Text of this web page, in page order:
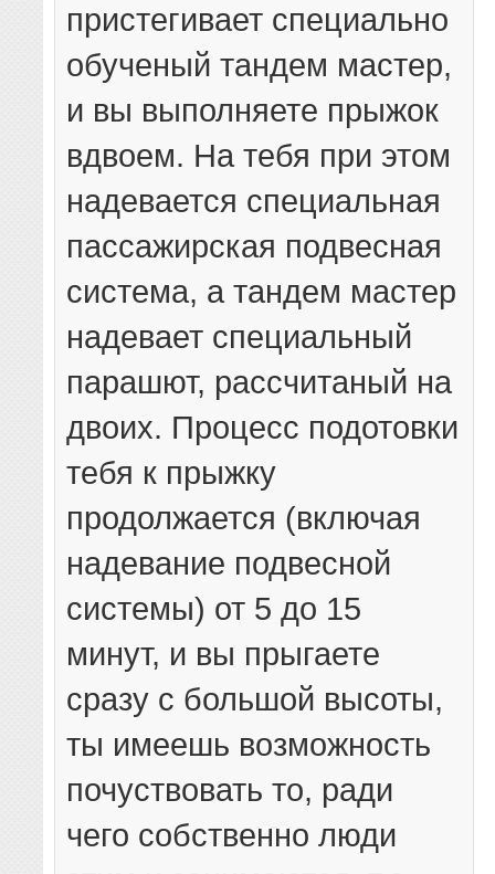
пристегивает специально
обученый тандем мастер,
и вы выполняете прыжок
вдвоем. На тебя при этом
надевается специальная
пассажирская подвесная
система, а тандем мастер
надевает специальный
парашют, рассчитаный на
двоих. Процесс подотовки
тебя к прыжку
продолжается (включая
надевание подвесной
системы) от 5 до 15
минут, и вы прыгаете
сразу с большой высоты,
ты имеешь возможность
почуствовать то, ради
чего собственно люди